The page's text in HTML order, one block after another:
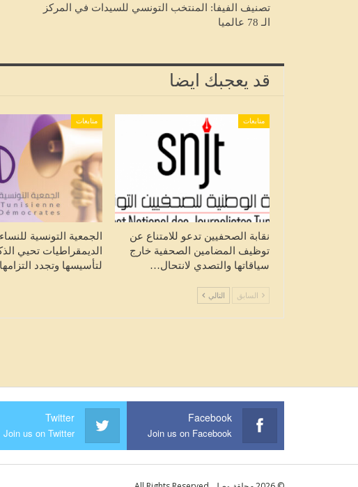
تصنيف الفيفا: المنتخب التونسي للسيدات في المركز
الـ 78 عالميا
قد يعجبك ايضا
متابعات
نقابة الصحفيين تدعو للامتناع عن
توظيف المضامين الصحفية خارج
سياقاتها والتصدي لانتحال…
متابعات
الجمعية التونسية للنساء
لتأسيسها وتجدد
السابق التالي
عودة سير القطارات إلى نسقها الطبيعي
بين محطتي “تونس” و”جبل…
HALKETWASSL
Facebook
Join us on Facebook
Twitter
Join us on Twitter